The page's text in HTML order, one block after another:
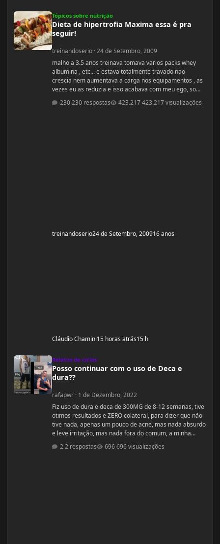
Dieta de hipertrofia Maxima essa é pra seguir!
Tópicos sobre nutrição
Dieta de hipertrofia Maxima essa é pra
seguir!
treinandoserio ·24 de Setembro, 2009
malho a 3.5 anos treinava tomava varios packs whey
albumina , etc... e estava totalmente travado nao
crescia nem aumentava a carga nos equipamentos , as
vezes eu as reduzia e isso acabava com meu ego, so
depois de muito tempo para cair a fixa que oque
importa é a dieta,ficar tomando pack é uma bobagem ja
230 respostas 423.217 visualizações
treinandoserio24 de Setembro, 200916 anos
Cláudio Chamini15 horas atrás15 h
Posso continuar com o uso de Deca e dura??
Relatos de ciclos
Posso continuar com o uso de Deca e
dura??
rafapwr · 1 de Dezembro, 2022
Fiz uso de dura e deca de 300MG de 8-12 semanas, tive
otimos resultados e ZERO colateral, para dizer que não
tive nada, apenas um pouco de acne, mas nada absurdo
e leve irritação, mas nada fora do comum, a minha
dúvida seria, se posso continuar com essas dosagens
ou devo parar e seguir com outras recomendações,
2 respostas 696 visualizações